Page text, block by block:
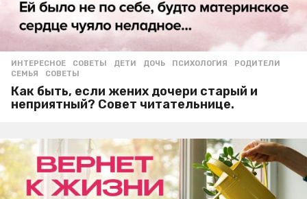
ИНТЕРЕСНОЕ ,СОВЕТЫ ДЕТИ ,ДОЧЬ ,ПСИХОЛОГИЯ ,РОДИТЕЛИ
СЕМЬЯ
,СОВЕТЫ
Как быть, если жених дочери старый и
неприятный? Совет читательнице.